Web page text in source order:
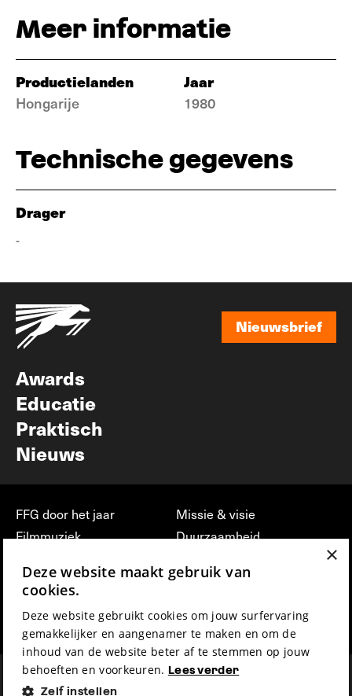
Meer informatie
Productielanden
Hongarije
Jaar
1980
Technische gegevens
Drager
-
Nieuwsbrief
Awards
Educatie
Praktisch
Nieuws
FFG door het jaar
Filmmuziek
Press & Industry
Film Fest Friends
Missie & visie
Duurzaamheid
vrijwilligerswerk bij FFG
Privacy & Disclaimer
×
Deze website maakt gebruik van
cookies.
Deze website gebruikt cookies om jouw surfervaring
gemakkelijker en aangenamer te maken en om de
inhoud van de website beter af te stemmen op jouw
behoeften en voorkeuren. Lees verder
Zelf instellen